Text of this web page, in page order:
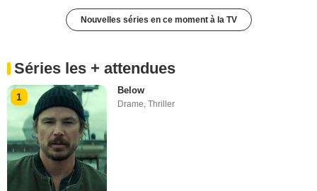
Nouvelles séries en ce moment à la TV
Séries les + attendues
1
Below
Drame,Thriller